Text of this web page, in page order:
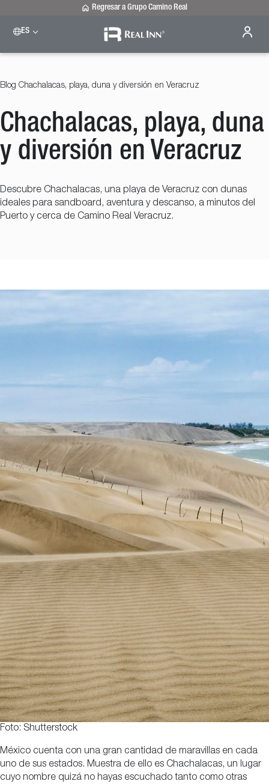
Regresar a Grupo Camino Real
ES Please select a destination
Estado de México
Nuevo Laredo
Real Inn Nuevo Laredo
San Luis Potosí
Real Inn San Luis Potosí
Blog Chachalacas, playa, duna y diversión en Veracruz
Chachalacas, playa, duna
y diversión en Veracruz
Descubre Chachalacas, una playa de Veracruz con dunas
ideales para sandboard, aventura y descanso, a minutos del
Puerto y cerca de Camino Real Veracruz.
Foto: Shutterstock
México cuenta con una gran cantidad de maravillas en cada
uno de sus estados. Muestra de ello es Chachalacas, un lugar
cuyo nombre quizá no hayas escuchado tanto como otras